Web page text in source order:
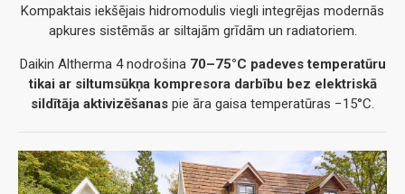
Kompaktais iekšējais hidromodulis viegli integrējas modernās
apkures sistēmās ar siltajām grīdām un radiatoriem.
Daikin Altherma 4 nodrošina 70–75°C padeves temperatūru
tikai ar siltumsūkņa kompresora darbību bez elektriskā
sildītāja aktivizēšanas pie āra gaisa temperatūras −15°C.